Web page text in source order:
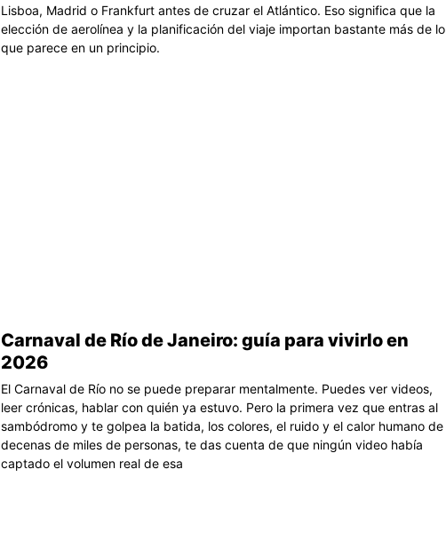
Lisboa, Madrid o Frankfurt antes de cruzar el Atlántico. Eso significa que la
elección de aerolínea y la planificación del viaje importan bastante más de lo
que parece en un principio.
Carnaval de Río de Janeiro: guía para vivirlo en
2026
El Carnaval de Río no se puede preparar mentalmente. Puedes ver videos,
leer crónicas, hablar con quién ya estuvo. Pero la primera vez que entras al
sambódromo y te golpea la batida, los colores, el ruido y el calor humano de
decenas de miles de personas, te das cuenta de que ningún video había
captado el volumen real de esa